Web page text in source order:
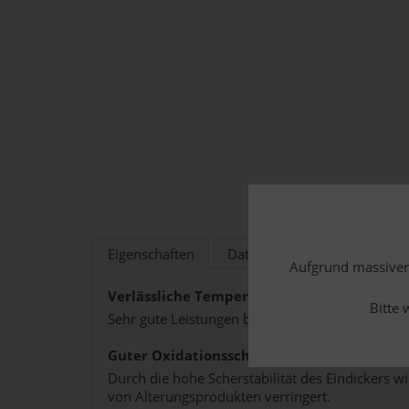
Aufgrund
Bitte
Eigenschaften Datenblätter/Freigaben
Verlässliche Temperaturstabilität
Sehr gute Leistungen bis +130C, führen zu
Guter Oxidationsschutz und Mechanische
Durch die hohe Scherstabilität des Eindickers
von Alterungsprodukten verringert.